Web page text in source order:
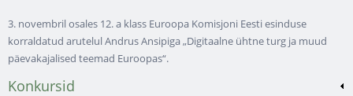
3. novembril osales 12. a klass Euroopa Komisjoni Eesti esinduse
korraldatud arutelul Andrus Ansipiga „Digitaalne ühtne turg ja muud
päevakajalised teemad Euroopas“.
Konkursid